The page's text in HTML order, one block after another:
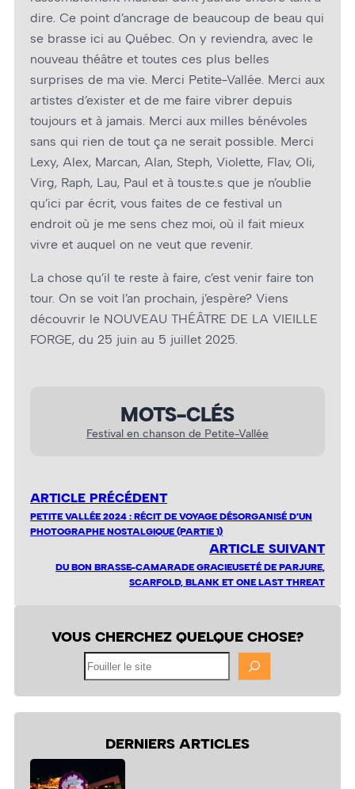
dire. Ce point d’ancrage de beaucoup de beau qui
se brasse ici au Québec. On y reviendra, avec le
nouveau théâtre et toutes ces plus belles
surprises de ma vie. Merci Petite-Vallée. Merci aux
artistes d’exister et de me faire vibrer depuis
toujours et à jamais. Merci aux milles bénévoles
sans qui rien de tout ça ne serait possible. Merci
Lexy, Alex, Marcan, Alan, Steph, Violette, Flav, OIi,
Virg, Raph, Lau, Paul et à tous.te.s que je n’oublie
qu’ici par écrit, vous faites de ce festival un
endroit où je me sens chez moi, où il fait mieux
vivre et auquel on ne veut que revenir.
La chose qu’il te reste à faire, c’est venir faire ton
tour. On se voit l’an prochain, j’espère? Viens
découvrir le NOUVEAU THÉÂTRE DE LA VIEILLE
FORGE, du 25 juin au 5 juillet 2025.
MOTS-CLÉS
Festival en chanson de Petite-Vallée
ARTICLE PRÉCÉDENT
PETITE VALLÉE 2024 : RÉCIT DE VOYAGE DÉSORGANISÉ D’UN
PHOTOGRAPHE NOSTALGIQUE (PARTIE 1)
ARTICLE SUIVANT
DU BON BRASSE-CAMARADE GRACIEUSETÉ DE PARJURE,
SCARFOLD, BLANK ET ONE LAST THREAT
VOUS CHERCHEZ QUELQUE CHOSE?
DERNIERS ARTICLES